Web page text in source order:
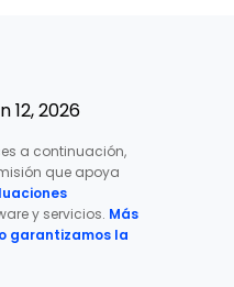
12, 2026
a continuación,
que apoya
y servicios. Más
garantizamos la